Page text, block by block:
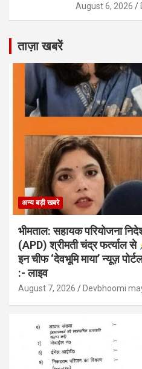
August 6, 2026
ताज़ा खबरें
अन्य बड़ी खबरे
भीमताल: सहायक परियोजना
(APD) श्रीमती चंद्र फर्त्याल से
इन चीफ ‘देवभूमि माया’ न्यूज़
:- लाइव
August 7, 2026 Devbhoomi